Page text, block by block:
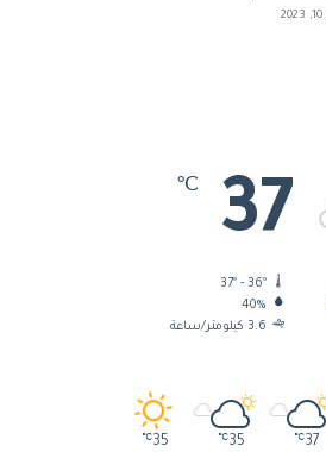
37
℃
37º - 36º
40%
3.6 كيلومتر/ساعة
37
℃
35
℃
35
℃